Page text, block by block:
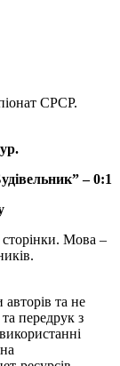
СРСР.
– 0:1
Мова –
та не
та передрук з